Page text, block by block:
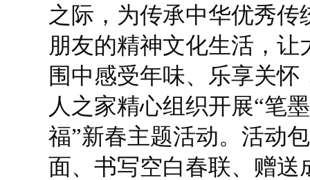
之际，为传承中华优秀传
朋友的精神文化生活，
围中感受年味、乐享关
人之家精心组织开展“笔
福”新春主题活动。活动
面、书写空白春联、赠送